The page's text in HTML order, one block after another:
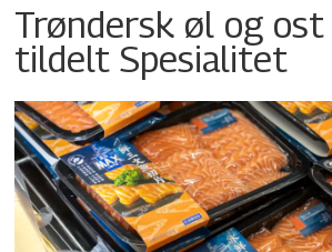
Trøndersk øl og
tildelt Spesialitet